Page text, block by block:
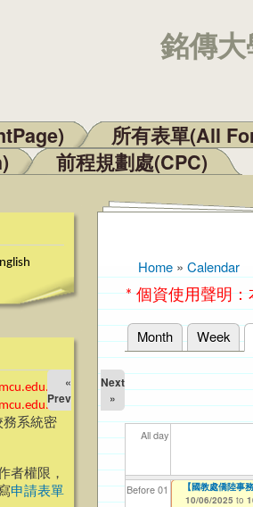
銘傳
所有表單(All
前程規劃處(CPC)
務系統密
者權限，
申請表單
You are here
Home » Calendar
* 個資使用聲明
Primary tabs
Month Week
«
Prev
Next
»
All day
Before 01
【資網處】
整合系統～表單
【財務處】工讀
11/12/2021 to
【財務處】漏打
錄
114學年度前程
表(服務學習教師
114
02/
114
03/
【學
07/
114
09/
商品
11/
教務
11/
114
02/
【財
08/
【高教深耕計
Application-
【高教深耕計
Program
【高教深耕計
Encourage
【國教處僑陸事
10/06/2025 to